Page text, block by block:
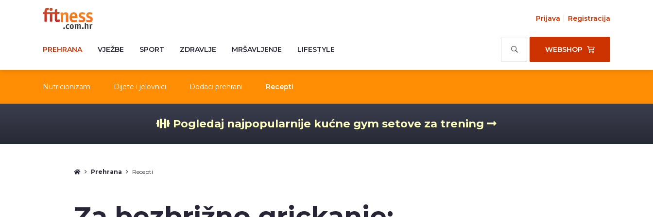
Prijava Registracija
PREHRANA VJEŽBE SPORT ZDRAVLJE MRŠAVLJENJE LIFESTYLE WEBSHOP
Nutricionizam Dijete i jelovnici Dodaci prehrani Recepti
Pogledaj najpopularnije kućne gym setove za trening
Prehrana Recepti